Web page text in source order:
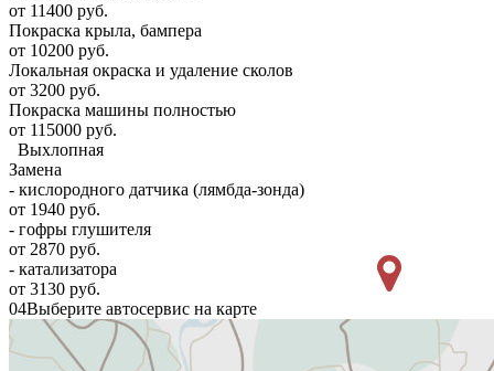
от 11400 руб.
Покраска крыла, бампера
от 10200 руб.
Локальная окраска и удаление сколов
от 3200 руб.
Покраска машины полностью
от 115000 руб.
Выхлопная
Замена
- кислородного датчика (лямбда-зонда)
от 1940 руб.
- гофры глушителя
от 2870 руб.
- катализатора
от 3130 руб.
04Выберите автосервис на карте